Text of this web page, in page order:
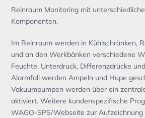
Reinraum Monitoring mit
Komponenten.
Im Reinraum werden in Kühlschränken,
und an den Werkbänken verschiedene
Feuchte, Unterdruck, Differenzdrücke
Alarmfall werden Ampeln und Hupe
Vakuumpumpen werden über ein
aktiviert. Weitere kundenspezifische
WAGO-SPS/Webseite zur Aufzeichnung